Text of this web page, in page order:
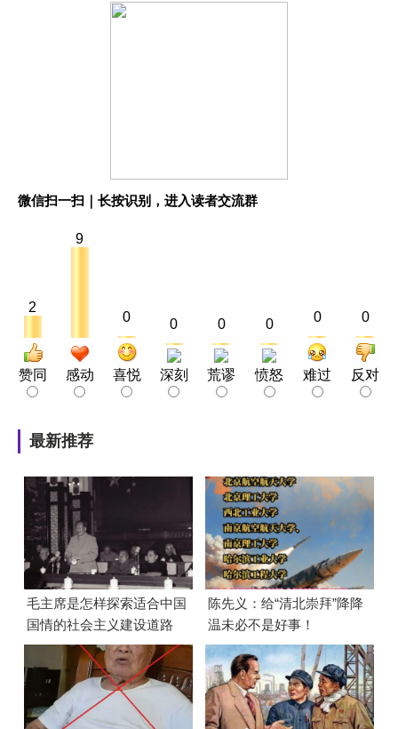
微信扫一扫｜长按识别，进入读者交流群
2
赞同
9
感动
0
喜悦
0
深刻
0
荒谬
0
愤怒
0
难过
0
反对
最新推荐
毛主席是怎样探索适合中国
国情的社会主义建设道路
的？
陈先义：给“清北崇拜”降降
温未必不是好事！